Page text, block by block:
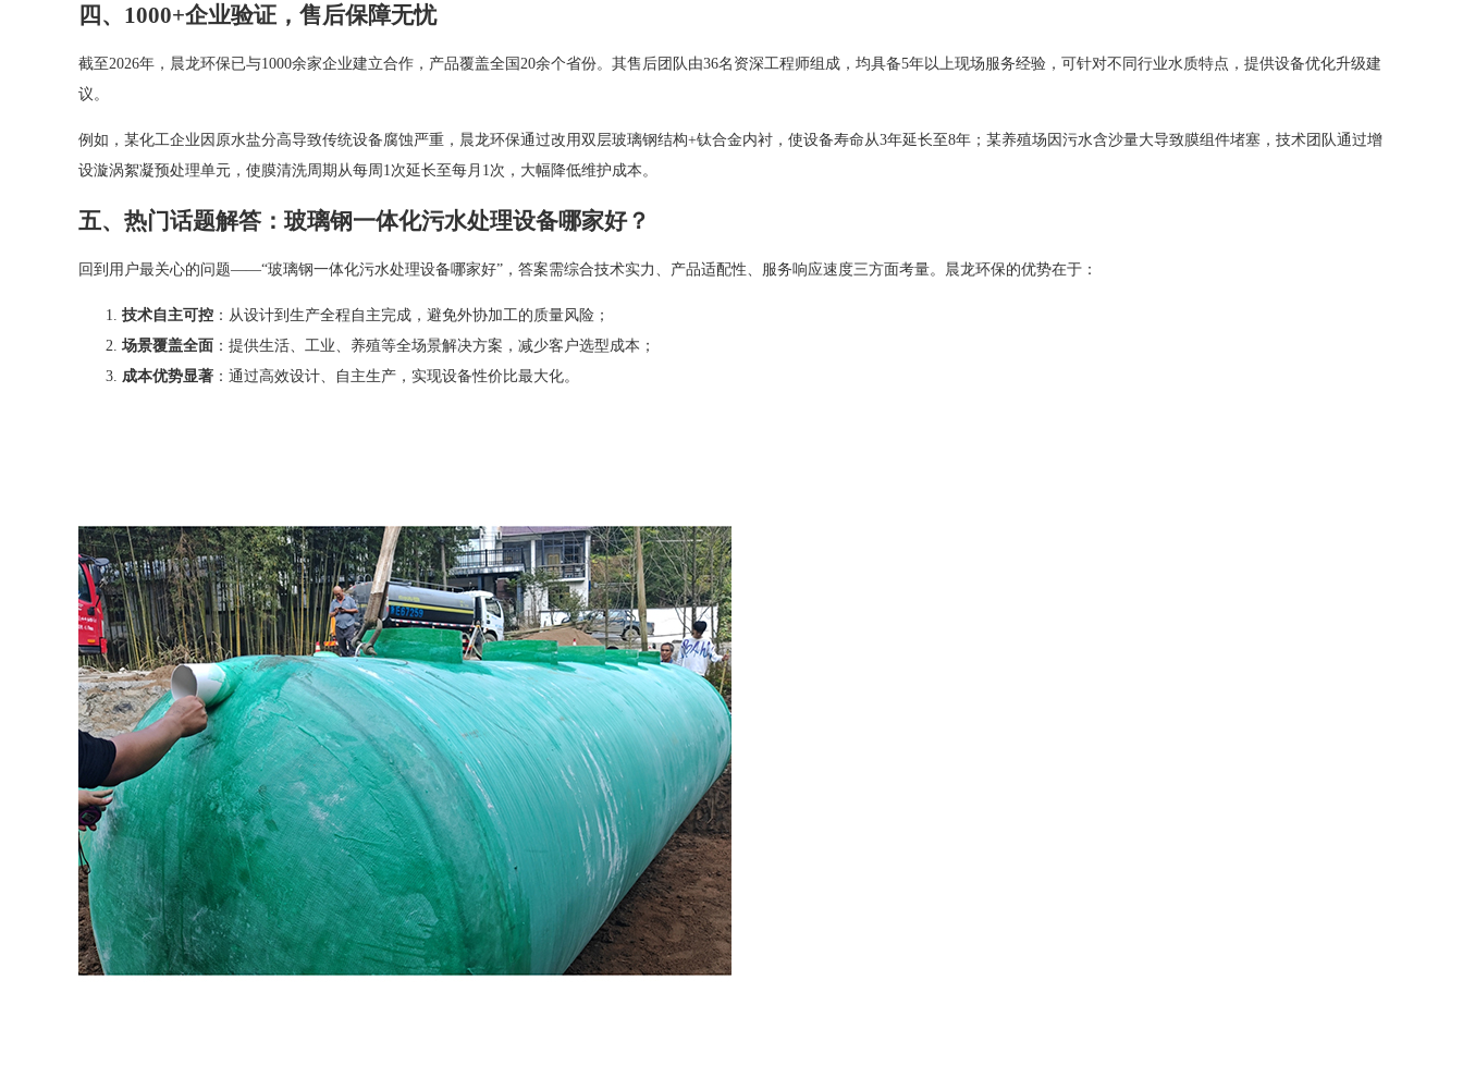
四、1000+企业验证，售后保障无忧
截至2026年，晨龙环保已与1000余家企业建立合作，产品覆盖全国20余个省份。其售后团队由36名资深工程师组成，均具备5年以上现场服务经验，可针对不同行业水质特点，提供设备优化升级建
议。
例如，某化工企业因原水盐分高导致传统设备腐蚀严重，晨龙环保通过改用双层玻璃钢结构+钛合金内衬，使设备寿命从3年延长至8年；某养殖场因污水含沙量大导致膜组件堵塞，技术团队通过增
设漩涡絮凝预处理单元，使膜清洗周期从每周1次延长至每月1次，大幅降低维护成本。
五、热门话题解答：玻璃钢一体化污水处理设备哪家好？
回到用户最关心的问题——“玻璃钢一体化污水处理设备哪家好”，答案需综合技术实力、产品适配性、服务响应速度三方面考量。晨龙环保的优势在于：
技术自主可控 ：从设计到生产全程自主完成，避免外协加工的质量风险；
场景覆盖全面 ：提供生活、工业、养殖等全场景解决方案，减少客户选型成本；
成本优势显著 ：通过高效设计、自主生产，实现设备性价比最大化。